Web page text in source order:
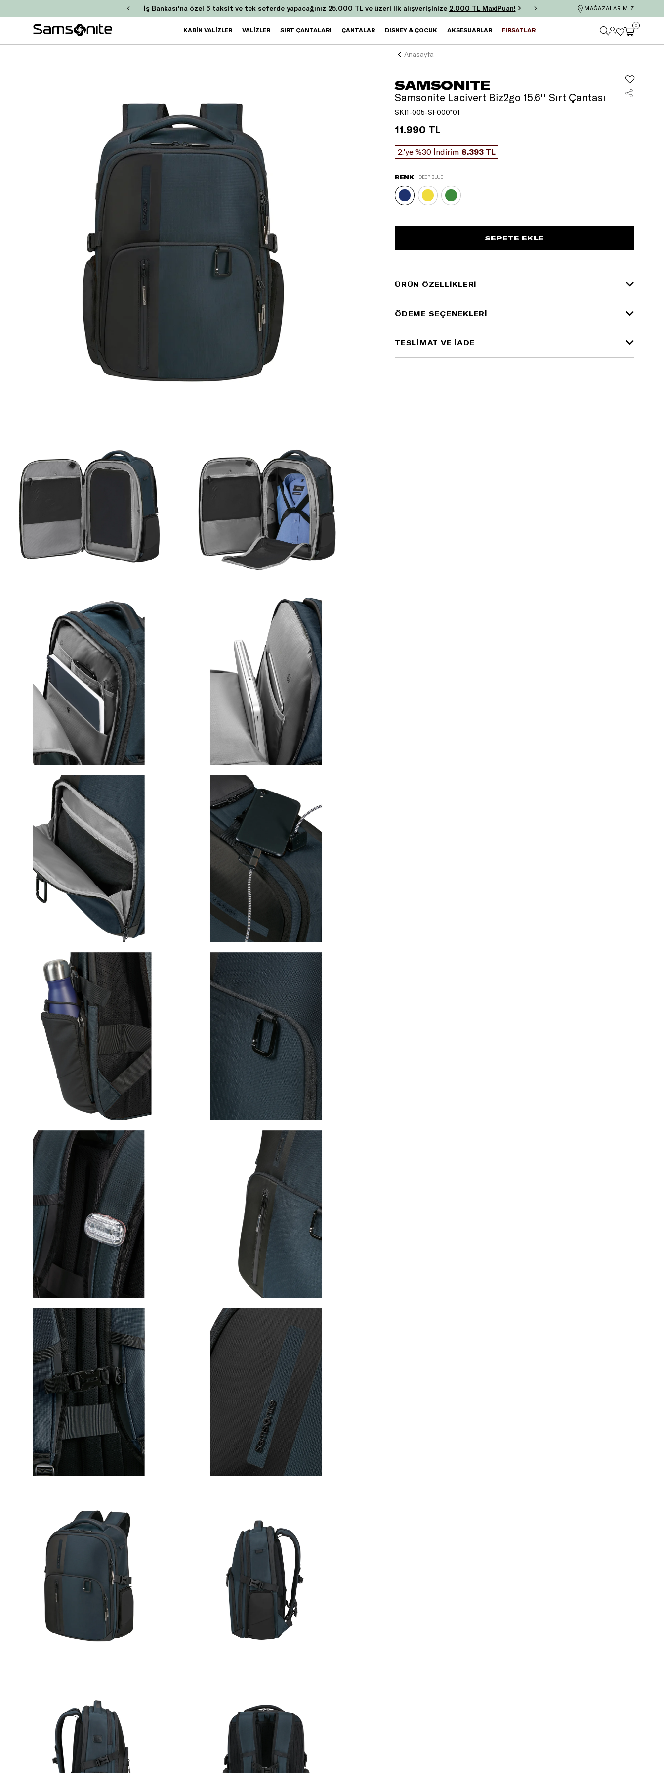
İş Bankası'na özel 6 taksit ve tek seferde yapacağınız 25.000 TL ve üzeri ilk alışverişinize 2.000 TL MaxiPuan! Axess’e özel 6 taksit ve
MAĞAZALARIMIZ
KABİN VALİZLER VALİZLER SIRT ÇANTALARI ÇANTALAR DISNEY & ÇOCUK AKSESUARLAR FIRSATLAR
0
Anasayfa
SAMSONITE
Samsonite Lacivert Biz2go 15.6'' Sırt Çantası
SKI1-005-SF000*01
11.990 TL
2.'ye %30 İndirim 8.393 TL
RENK DEEP BLUE
ÜRÜN ÖZELLIKLERI
ÖDEME SEÇENEKLERI
TESLİMAT VE İADE